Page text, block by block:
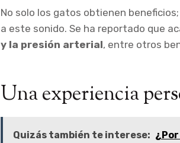
No solo los gatos obtienen
a este sonido. Se ha reportado que
y la presión arterial, entre otros
Una experiencia
Quizás también te interese: ¿Por